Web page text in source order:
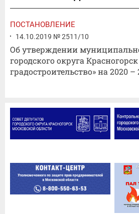
ПОСТАНОВЛЕНИЕ
14.10.2019 № 2511/10
Об утверждении
городского округа
градостроительство» на 2020 –